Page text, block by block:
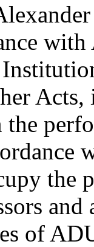
the
of